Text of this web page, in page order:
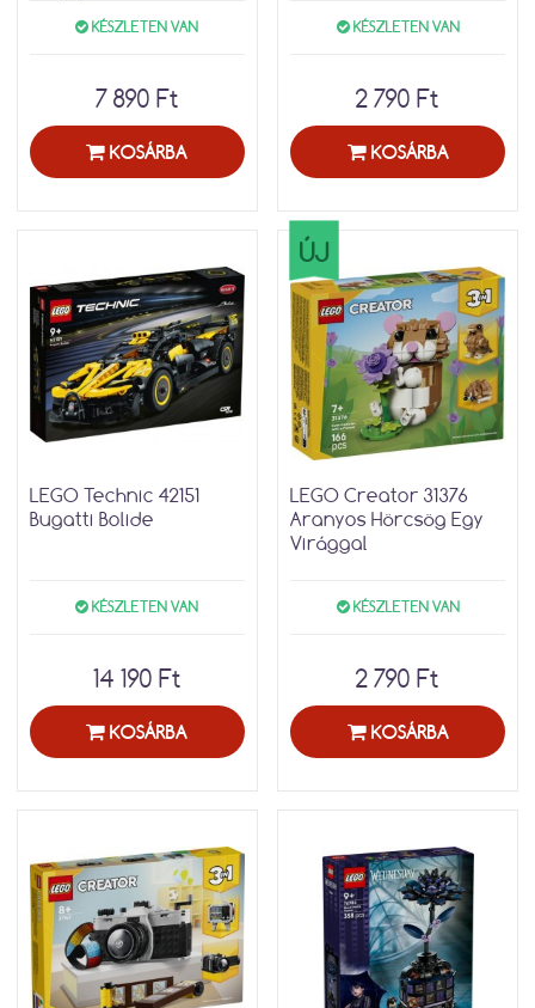
KÉSZLETEN VAN
7 890 Ft
KOSÁRBA
KÉSZLETEN VAN
2 790 Ft
KOSÁRBA
LEGO Technic 42151
Bugatti Bolide
KÉSZLETEN VAN
14 190 Ft
KOSÁRBA
ÚJ
LEGO Creator 31376
Aranyos Hörcsög Egy
Virággal
KÉSZLETEN VAN
2 790 Ft
KOSÁRBA